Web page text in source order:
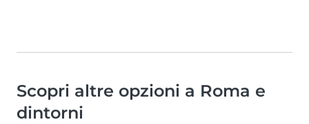
Scopri altre opzioni a Roma e
dintorni